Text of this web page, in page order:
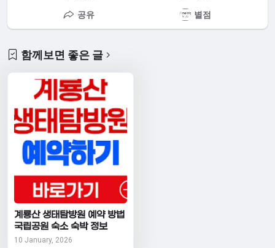
공유 별점
함께보면 좋은 글
계룡산 생태탐방원 예약 방법
국립공원 숙소 숙박 정보
10 January, 2026